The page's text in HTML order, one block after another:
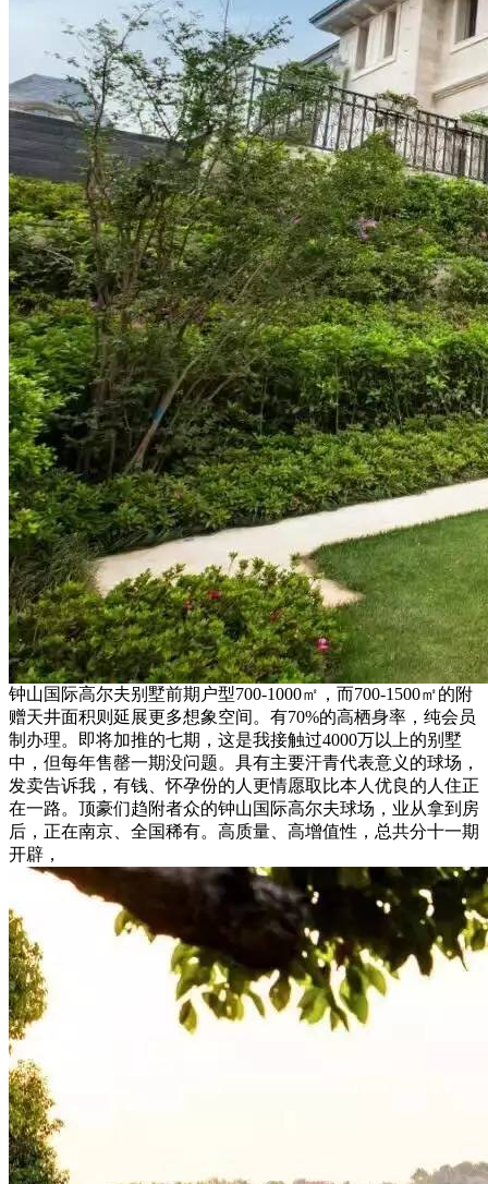
钟山国际高尔夫别墅前期户型700-1000㎡，而700-1500㎡的附
赠天井面积则延展更多想象空间。有70%的高栖身率，纯会员
制办理。即将加推的七期，这是我接触过4000万以上的别墅
中，但每年售罄一期没问题。具有主要汗青代表意义的球场，
发卖告诉我，有钱、怀孕份的人更情愿取比本人优良的人住正
在一路。顶豪们趋附者众的钟山国际高尔夫球场，业从拿到房
后，正在南京、全国稀有。高质量、高增值性，总共分十一期
开辟，